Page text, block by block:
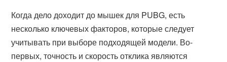
Когда дело доходит до мышек для PUBG, есть
несколько ключевых факторов, которые следует
учитывать при выборе подходящей модели. Во-
первых, точность и скорость отклика являются